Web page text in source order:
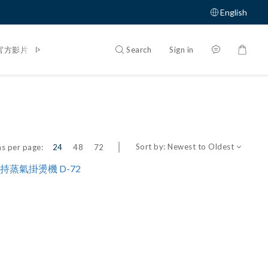
English
方影片 Search Sign in
per page: 24 48 72 Sort by: Newest to Oldest